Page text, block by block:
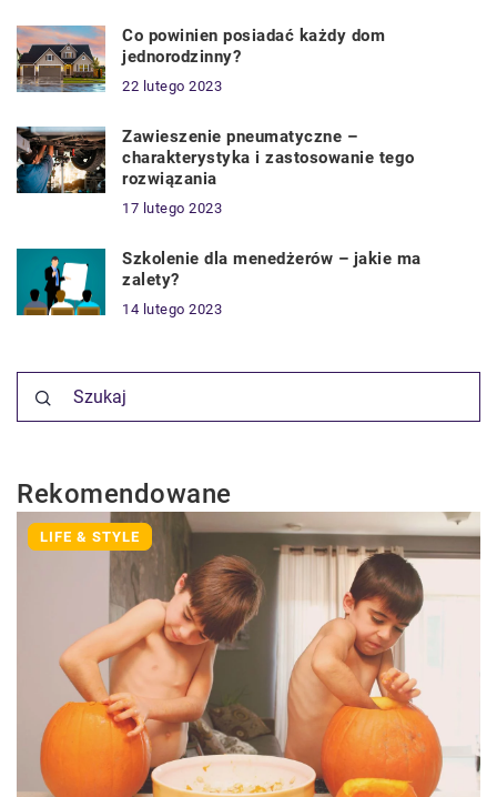
Co powinien posiadać każdy dom
jednorodzinny?
22 lutego 2023
Zawieszenie pneumatyczne –
charakterystyka i zastosowanie tego
rozwiązania
17 lutego 2023
Szkolenie dla menedżerów – jakie ma
zalety?
14 lutego 2023
Rekomendowane
LIFE & STYLE